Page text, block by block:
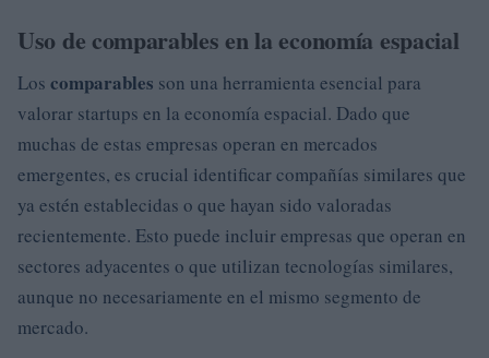
Uso de comparables en la economía espacial
Los comparables son una herramienta esencial para
valorar startups en la economía espacial. Dado que
muchas de estas empresas operan en mercados
emergentes, es crucial identificar compañías similares que
ya estén establecidas o que hayan sido valoradas
recientemente. Esto puede incluir empresas que operan en
sectores adyacentes o que utilizan tecnologías similares,
aunque no necesariamente en el mismo segmento de
mercado.